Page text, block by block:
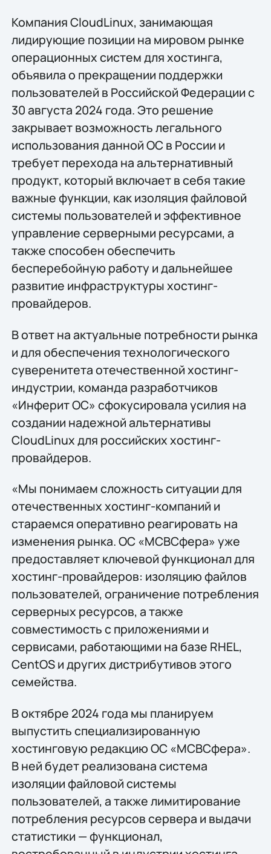
Компания CloudLinux, занимающая
лидирующие позиции на мировом рынке
операционных систем для хостинга,
объявила о прекращении поддержки
пользователей в Российской Федерации с
30 августа 2024 года. Это решение
закрывает возможность легального
использования данной ОС в России и
требует перехода на альтернативный
продукт, который включает в себя такие
важные функции, как изоляция файловой
системы пользователей и эффективное
управление серверными ресурсами, а
также способен обеспечить
бесперебойную работу и дальнейшее
развитие инфраструктуры хостинг-
провайдеров.
В ответ на актуальные потребности рынка
и для обеспечения технологического
суверенитета отечественной хостинг-
индустрии, команда разработчиков
«Инферит ОС» сфокусировала усилия на
создании надежной альтернативы
CloudLinux для российских хостинг-
провайдеров.
«Мы понимаем сложность ситуации для
отечественных хостинг-компаний и
стараемся оперативно реагировать на
изменения рынка. ОС «МСВСфера» уже
предоставляет ключевой функционал для
хостинг-провайдеров: изоляцию файлов
пользователей, ограничение потребления
серверных ресурсов, а также
совместимость с приложениями и
сервисами, работающими на базе RHEL,
CentOS и других дистрибутивов этого
семейства.
В октябре 2024 года мы планируем
выпустить специализированную
хостинговую редакцию ОС «МСВСфера».
В ней будет реализована система
изоляции файловой системы
пользователей, а также лимитирование
потребления ресурсов сервера и выдачи
статистики — функционал,